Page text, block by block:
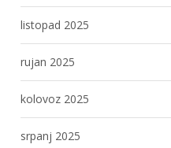
listopad 2025
rujan 2025
kolovoz 2025
srpanj 2025